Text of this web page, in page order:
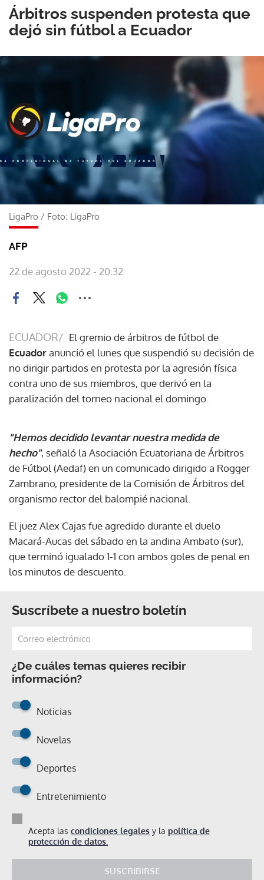
Árbitros suspenden protesta que
dejó sin fútbol a Ecuador
LigaPro / Foto: LigaPro
AFP
22 de agosto 2022 - 20:32
ECUADOR/ El gremio de árbitros de fútbol de
Ecuadoranunció el lunes que suspendió su decisión de
no dirigir partidos en protesta por la agresión física
contra uno de sus miembros, que derivó en la
paralización del torneo nacional el domingo.
"Hemos decidido levantar nuestra medida de
hecho", señaló la Asociación Ecuatoriana de Árbitros
de Fútbol (Aedaf) en un comunicado dirigido a Rogger
Zambrano, presidente de la Comisión de Árbitros del
organismo rector del balompié nacional.
El juez Alex Cajas fue agredido durante el duelo
Macará-Aucas del sábado en la andina Ambato (sur),
que terminó igualado 1-1 con ambos goles de penal en
los minutos de descuento.
Suscríbete a nuestro boletín
¿De cuáles temas quieres recibir
información?
Noticias
Novelas
Deportes
Entretenimiento
Acepta las condiciones legales y la política de
protección de datos.
SUSCRIBIRSE